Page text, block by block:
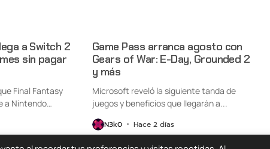
a Switch 2
sin pagar
Final Fantasy
a Nintendo
Game Pass arranca agosto con
Gears of War: E-Day, Grounded 2
y más
Microsoft reveló la siguiente tanda de
juegos y beneficios que llegarán a...
N3k0 Hace 2 días